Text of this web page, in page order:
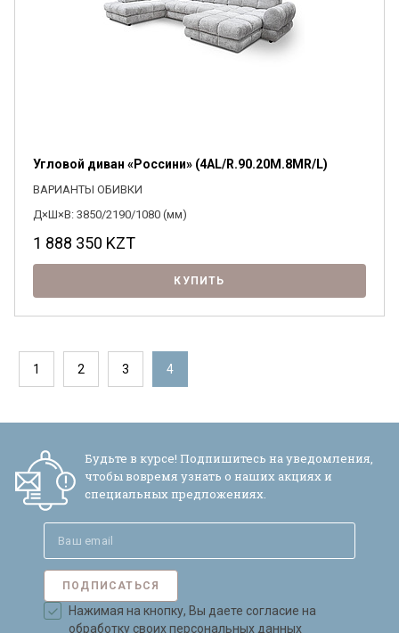
Угловой диван «Россини» (4АL/R.90.20М.8МR/L)
ВАРИАНТЫ ОБИВКИ
Д×Ш×В: 3850/2190/1080 (мм)
1 888 350 KZT
КУПИТЬ
1 2 3 4
Будьте в курсе! Подпишитесь на уведомления,
чтобы вовремя узнать о наших акциях и
специальных предложениях.
ПОДПИСАТЬСЯ
Нажимая на кнопку, Вы даете согласие на
обработку своих персональных данных